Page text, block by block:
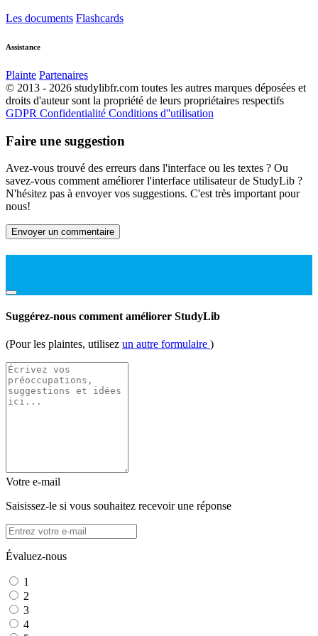
Les documents Flashcards
Assistance
Plainte Partenaires
© 2013 - 2026 studylibfr.com toutes les autres marques déposées et
droits d'auteur sont la propriété de leurs propriétaires respectifs
GDPR Confidentialité Conditions d''utilisation
Faire une suggestion
Avez-vous trouvé des erreurs dans l'interface ou les textes ? Ou
savez-vous comment améliorer l'interface utilisateur de StudyLib ?
N'hésitez pas à envoyer vos suggestions. C'est très important pour
nous!
Envoyer un commentaire
Suggérez-nous comment améliorer StudyLib
(Pour les plaintes, utilisez un autre formulaire )
Votre e-mail
Saisissez-le si vous souhaitez recevoir une réponse
Évaluez-nous
1
2
3
4